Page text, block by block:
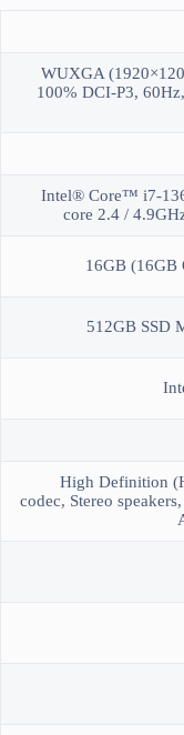
14" WUXGA
100% DCI-P3,
Intel® Core™ i7-
core 2.4 /
512GB SSD
High Definition
codec, Stereo